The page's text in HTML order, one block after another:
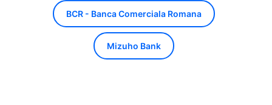
BCR - Banca Comerciala Romana
Mizuho Bank